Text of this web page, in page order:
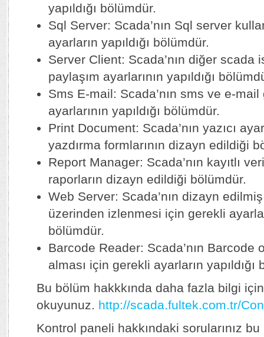
yapıldığı bölümdür.
Sql Server: Scada’nın Sql server
ayarların yapıldığı bölümdür.
Server Client: Scada’nın diğer scada
paylaşım ayarlarının yapıldığı
Sms E-mail: Scada’nın sms ve e-
ayarlarının yapıldığı bölümdür.
Print Document: Scada’nın yazıcı
yazdırma formlarının dizayn edildiği
Report Manager: Scada’nın kayıtlı
raporların dizayn edildiği bölümdür.
Web Server: Scada’nın dizayn
üzerinden izlenmesi için gerekli
bölümdür.
Barcode Reader: Scada’nın Barcode
alması için gerekli ayarların yapıldığı
Bu bölüm hakkkında daha fazla bilgi için
okuyunuz. http://scada.fultek.com.tr/
Kontrol paneli hakkındaki sorularınız